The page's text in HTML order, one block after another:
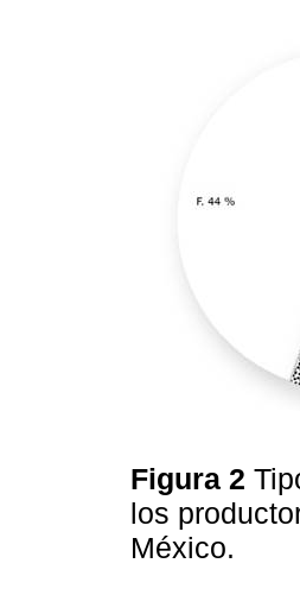
Figura 2
los
México.